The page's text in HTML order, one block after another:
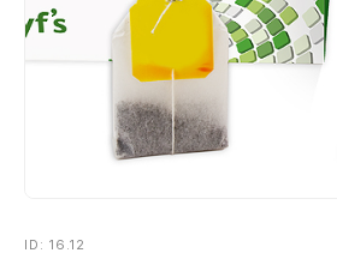
ID: 16.12